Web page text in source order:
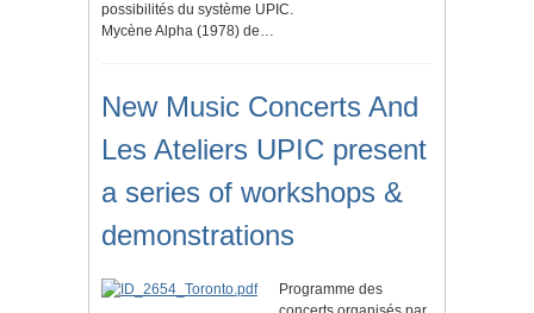
possibilités du système UPIC.
Mycène Alpha (1978) de…
New Music Concerts And
Les Ateliers UPIC present
a series of workshops &
demonstrations
Programme des